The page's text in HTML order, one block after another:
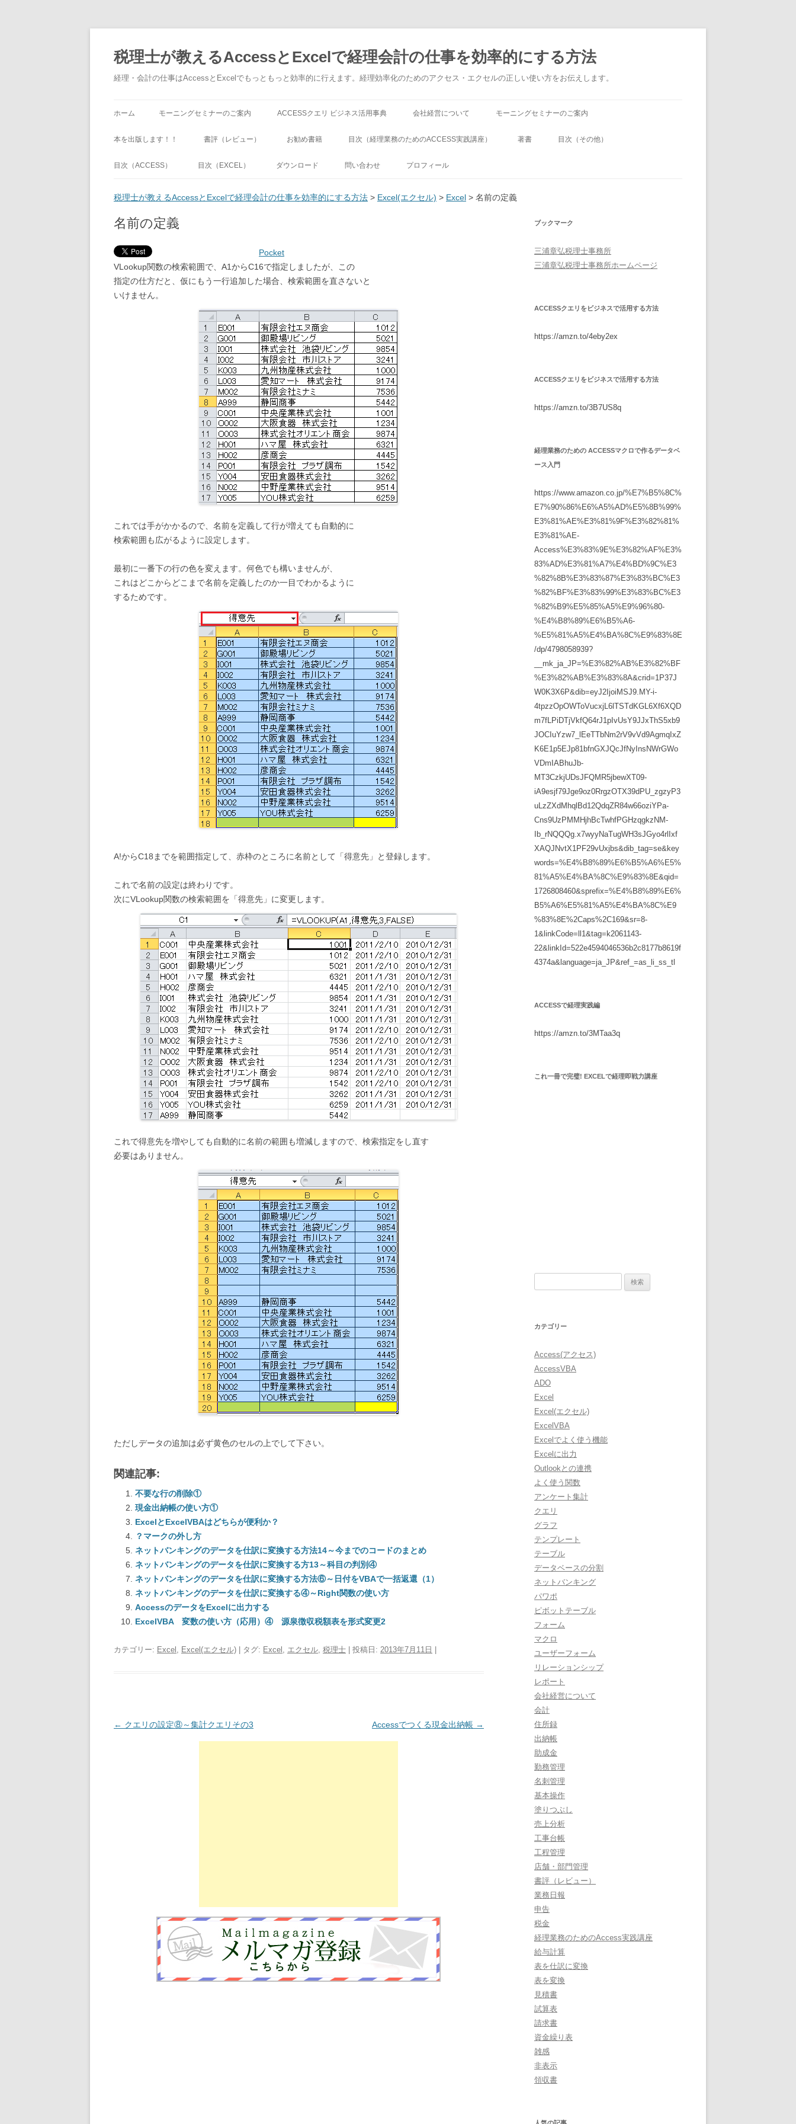
税理士が教えるAccessとExcelで経理会計の仕事を効率的にする方法
経理・会計の仕事はAccessとExcelでもっともっと効率的に行えます。経理効率化のためのアクセス・エクセルの正しい使い方をお伝えします。
ホーム モーニングセミナーのご案内 ACCESSクエリ ビジネス活用事典 会社経営について モーニングセミナーのご案内
本を出版します！！ 書評（レビュー） お勧め書籍 目次（経理業務のためのACCESS実践講座） 著書 目次（その他）
目次（ACCESS） 目次（EXCEL） ダウンロード 問い合わせ プロフィール
税理士が教えるAccessとExcelで経理会計の仕事を効率的にする方法 > Excel(エクセル) > Excel > 名前の定義
名前の定義
Pocket
VLookup関数の検索範囲で、A1からC16で指定しましたが、この
指定の仕方だと、仮にもう一行追加した場合、検索範囲を直さないと
いけません。
これでは手がかかるので、名前を定義して行が増えても自動的に
検索範囲も広がるように設定します。
最初に一番下の行の色を変えます。何色でも構いませんが、
これはどこからどこまで名前を定義したのか一目でわかるように
するためです。
A!からC18までを範囲指定して、赤枠のところに名前として「得意先」と登録します。
これで名前の設定は終わりです。
次にVLookup関数の検索範囲を「得意先」に変更します。
これで得意先を増やしても自動的に名前の範囲も増減しますので、検索指定をし直す
必要はありません。
ただしデータの追加は必ず黄色のセルの上でして下さい。
関連記事:
不要な行の削除①
現金出納帳の使い方①
ExcelとExcelVBAはどちらが便利か？
？マークの外し方
ネットバンキングのデータを仕訳に変換する方法14～今までのコードのまとめ
ネットバンキングのデータを仕訳に変換する方13～科目の判別④
ネットバンキングのデータを仕訳に変換する方法⑥～日付をVBAで一括返還（1）
ネットバンキングのデータを仕訳に変換する④～Right関数の使い方
AccessのデータをExcelに出力する
ExcelVBA 変数の使い方（応用）④ 源泉徴収税額表を形式変更2
カテゴリー: Excel , Excel(エクセル) | タグ: Excel , エクセル, 税理士 | 投稿日: 2013年7月11日
投稿ナビゲーション
← クエリの設定⑧～集計クエリその3 Accessでつくる現金出納帳 →
ブックマーク
三浦章弘税理士事務所
三浦章弘税理士事務所ホームページ
ACCESSクエリをビジネスで活用する方法
https://amzn.to/4eby2ex
ACCESSクエリをビジネスで活用する方法
https://amzn.to/3B7US8q
経理業務のための ACCESSマクロで作るデータベ
ース入門
https://www.amazon.co.jp/%E7%B5%8C%
E7%90%86%E6%A5%AD%E5%8B%99%
E3%81%AE%E3%81%9F%E3%82%81%
E3%81%AE-
Access%E3%83%9E%E3%82%AF%E3%
83%AD%E3%81%A7%E4%BD%9C%E3
%82%8B%E3%83%87%E3%83%BC%E3
%82%BF%E3%83%99%E3%83%BC%E3
%82%B9%E5%85%A5%E9%96%80-
%E4%B8%89%E6%B5%A6-
%E5%81%A5%E4%BA%8C%E9%83%8E
/dp/4798058939?
__mk_ja_JP=%E3%82%AB%E3%82%BF
%E3%82%AB%E3%83%8A&crid=1P37J
W0K3X6P&dib=eyJ2IjoiMSJ9.MY-i-
4tpzzOpOWToVucxjL6lTSTdKGL6Xf6XQD
m7fLPiDTjVkfQ64rJ1pIvUsY9JJxThS5xb9
JOCIuYzw7_lEeTTbNm2rV9vVd9AgmqIxZ
K6E1p5EJp81bfnGXJQcJfNyInsNWrGWo
VDmIABhuJb-
MT3CzkjUDsJFQMR5jbewXT09-
iA9esjf79Jge9oz0RrgzOTX39dPU_zgzyP3
uLzZXdMhqlBd12QdqZR84w66oziYPa-
Cns9UzPMMHjhBcTwhfPGHzqgkzNM-
Ib_rNQQQg.x7wyyNaTugWH3sJGyo4rlIxf
XAQJNvtX1PF29vUxjbs&dib_tag=se&key
words=%E4%B8%89%E6%B5%A6%E5%
81%A5%E4%BA%8C%E9%83%8E&qid=
1726808460&sprefix=%E4%B8%89%E6%
B5%A6%E5%81%A5%E4%BA%8C%E9
%83%8E%2Caps%2C169&sr=8-
1&linkCode=ll1&tag=k2061143-
22&linkId=522e4594046536b2c8177b8619f
4374a&language=ja_JP&ref_=as_li_ss_tl
ACCESSで経理実践編
https://amzn.to/3MTaa3q
これ一冊で完璧! EXCELで経理即戦力講座
カテゴリー
Access(アクセス)
AccessVBA
ADO
Excel
Excel(エクセル)
ExcelVBA
Excelでよく使う機能
Excelに出力
Outlookとの連携
よく使う関数
アンケート集計
クエリ
グラフ
テンプレート
テーブル
データベースの分割
ネットバンキング
パワポ
ピボットテーブル
フォーム
マクロ
ユーザーフォーム
リレーションシップ
レポート
会社経営について
会計
住所録
出納帳
助成金
勤務管理
名刺管理
基本操作
塗りつぶし
売上分析
工事台帳
工程管理
店舗・部門管理
書評（レビュー）
業務日報
申告
税金
経理業務のためのAccess実践講座
給与計算
表を仕訳に変換
表を変換
見積書
試算表
請求書
資金繰り表
雑感
非表示
領収書